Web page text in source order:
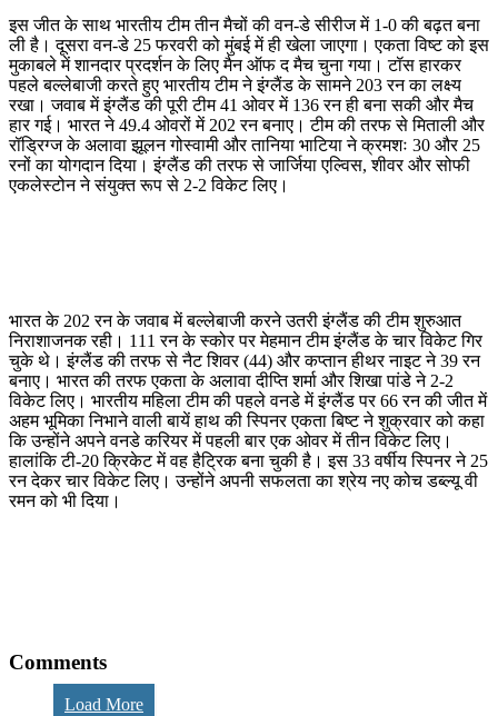
इस जीत के साथ भारतीय टीम तीन मैचों की वन-डे सीरीज में 1-0 की बढ़त बना
ली है। दूसरा वन-डे 25 फरवरी को मुंबई में ही खेला जाएगा। एकता विष्ट को इस
मुकाबले में शानदार प्रदर्शन के लिए मैन ऑफ द मैच चुना गया। टॉस हारकर
पहले बल्लेबाजी करते हुए भारतीय टीम ने इंग्लैंड के सामने 203 रन का लक्ष्य
रखा। जवाब में इंग्लैंड की पूरी टीम 41 ओवर में 136 रन ही बना सकी और मैच
हार गई। भारत ने 49.4 ओवरों में 202 रन बनाए। टीम की तरफ से मिताली और
रॉड्रिग्ज के अलावा झूलन गोस्वामी और तानिया भाटिया ने क्रमशः 30 और 25
रनों का योगदान दिया। इंग्लैंड की तरफ से जार्जिया एल्विस, शीवर और सोफी
एकलेस्टोन ने संयुक्त रूप से 2-2 विकेट लिए।
भारत के 202 रन के जवाब में बल्लेबाजी करने उतरी इंग्लैंड की टीम शुरुआत
निराशाजनक रही। 111 रन के स्कोर पर मेहमान टीम इंग्लैंड के चार विकेट गिर
चुके थे। इंग्लैंड की तरफ से नैट शिवर (44) और कप्तान हीथर नाइट ने 39 रन
बनाए। भारत की तरफ एकता के अलावा दीप्ति शर्मा और शिखा पांडे ने 2-2
विकेट लिए। भारतीय महिला टीम की पहले वनडे में इंग्लैंड पर 66 रन की जीत में
अहम भूमिका निभाने वाली बायें हाथ की स्पिनर एकता बिष्ट ने शुक्रवार को कहा
कि उन्होंने अपने वनडे करियर में पहली बार एक ओवर में तीन विकेट लिए।
हालांकि टी-20 क्रिकेट में वह हैट्रिक बना चुकी है। इस 33 वर्षीय स्पिनर ने 25
रन देकर चार विकेट लिए। उन्होंने अपनी सफलता का श्रेय नए कोच डब्ल्यू वी
रमन को भी दिया।
Comments
Load More